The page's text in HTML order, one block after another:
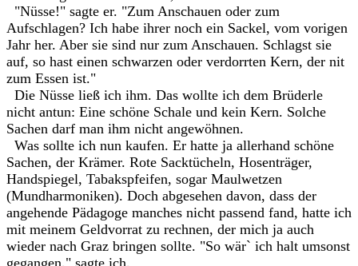
"Nüsse!" sagte er. "Zum Anschauen oder zum
Aufschlagen? Ich habe ihrer noch ein Sackel, vom vorigen
Jahr her. Aber sie sind nur zum Anschauen. Schlagst sie
auf, so hast einen schwarzen oder verdorrten Kern, der nit
zum Essen ist."
Die Nüsse ließ ich ihm. Das wollte ich dem Brüderle
nicht antun: Eine schöne Schale und kein Kern. Solche
Sachen darf man ihm nicht angewöhnen.
Was sollte ich nun kaufen. Er hatte ja allerhand schöne
Sachen, der Krämer. Rote Sacktücheln, Hosenträger,
Handspiegel, Tabakspfeifen, sogar Maulwetzen
(Mundharmoniken). Doch abgesehen davon, dass der
angehende Pädagoge manches nicht passend fand, hatte ich
mit meinem Geldvorrat zu rechnen, der mich ja auch
wieder nach Graz bringen sollte. "So wär` ich halt umsonst
gegangen," sagte ich.